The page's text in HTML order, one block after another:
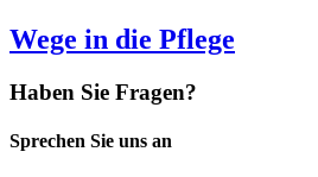
Wege in die Pflege
Haben Sie Fragen?
Sprechen Sie uns an